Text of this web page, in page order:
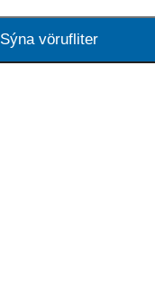
Sýna vörufliter